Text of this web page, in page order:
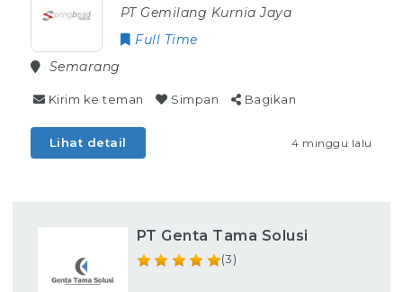
PT Gemilang Kurnia Jaya
Full Time
Semarang
Kirim ke teman Simpan Bagikan
Lihat detail 4 minggu lalu
PT Genta Tama Solusi
(3)